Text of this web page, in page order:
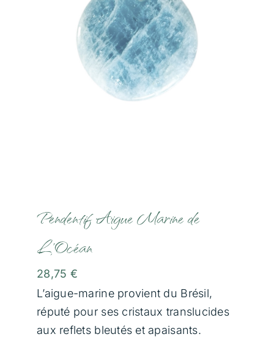
Communication Animale
Soins Magnétisme
Soins Lithothérapie
Boutique
Contact
Panier
Pendentif Aigue Marine de
L’Océan
28,75 €
Pendentif
Aigue-
Marine
Ce
pendentif
en
Origine
de
la
L’aigue-marine provient du Brésil,
réputé pour ses cristaux translucides
aux reflets bleutés et apaisants.